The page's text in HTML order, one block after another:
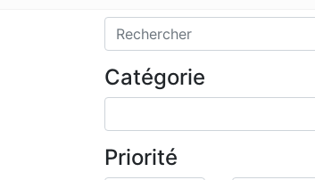
Catégorie
Priorité